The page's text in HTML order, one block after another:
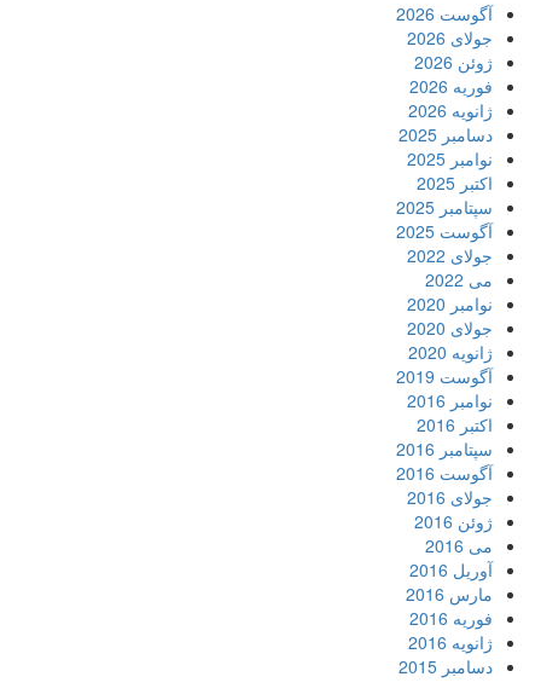
آگوست 2026
جولای 2026
ژوئن 2026
فوریه 2026
ژانویه 2026
دسامبر 2025
نوامبر 2025
اکتبر 2025
سپتامبر 2025
آگوست 2025
جولای 2022
می 2022
نوامبر 2020
جولای 2020
ژانویه 2020
آگوست 2019
نوامبر 2016
اکتبر 2016
سپتامبر 2016
آگوست 2016
جولای 2016
ژوئن 2016
می 2016
آوریل 2016
مارس 2016
فوریه 2016
ژانویه 2016
دسامبر 2015